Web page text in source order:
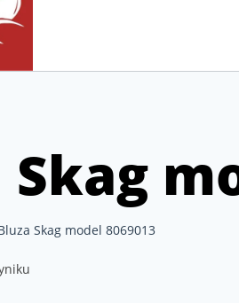
Skag
Skag model 8069013